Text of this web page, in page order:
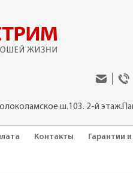
ш.103. 2-й
Контакты Гарантии